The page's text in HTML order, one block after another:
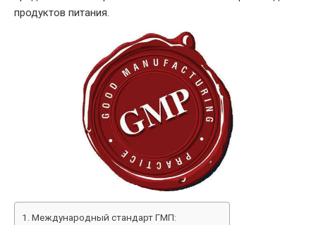
продуктов питания.
Международный стандарт ГМП: